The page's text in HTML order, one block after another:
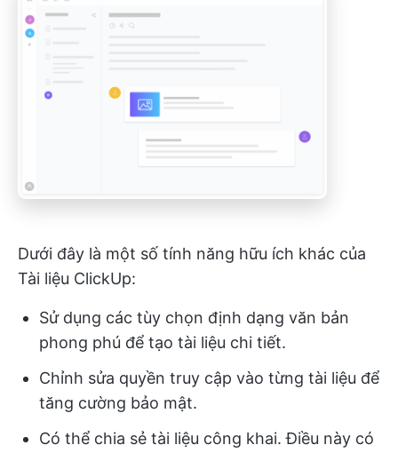
Dưới đây là một số tính năng hữu ích khác của
Tài liệu ClickUp:
Sử dụng các tùy chọn định dạng văn bản
phong phú để tạo tài liệu chi tiết.
Chỉnh sửa quyền truy cập vào từng tài liệu để
tăng cường bảo mật.
Có thể chia sẻ tài liệu công khai. Điều này có